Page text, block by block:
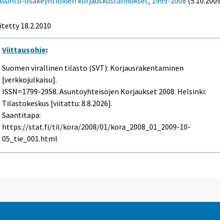
18.2.2010
Viittausohje:
Suomen virallinen tilasto (SVT): Korjausrakentaminen
[verkkojulkaisu].
ISSN=1799-2958.Asuntoyhteisöjen Korjaukset 2008. Helsinki:
Tilastokeskus [viitattu: 8.8.2026].
Saantitapa:
https://stat.fi/til/kora/2008/01/kora_2008_01_2009-10-
05_tie_001.html